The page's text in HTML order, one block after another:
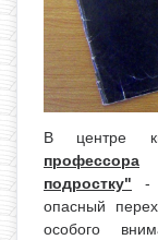
В центре
профессора
подростку" -
опасный
особого